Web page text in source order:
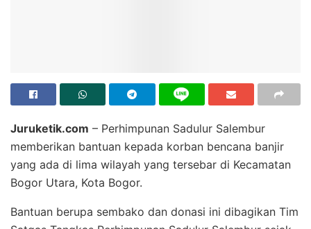
Juruketik.com – Perhimpunan Sadulur Salembur
memberikan bantuan kepada korban bencana banjir
yang ada di lima wilayah yang tersebar di Kecamatan
Bogor Utara, Kota Bogor.
Bantuan berupa sembako dan donasi ini dibagikan Tim